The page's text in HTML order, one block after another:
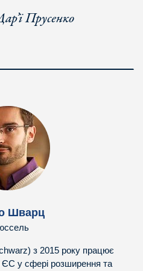
Прусенко
Шварц
з 2015 року працює
ЄС у сфері розширення та